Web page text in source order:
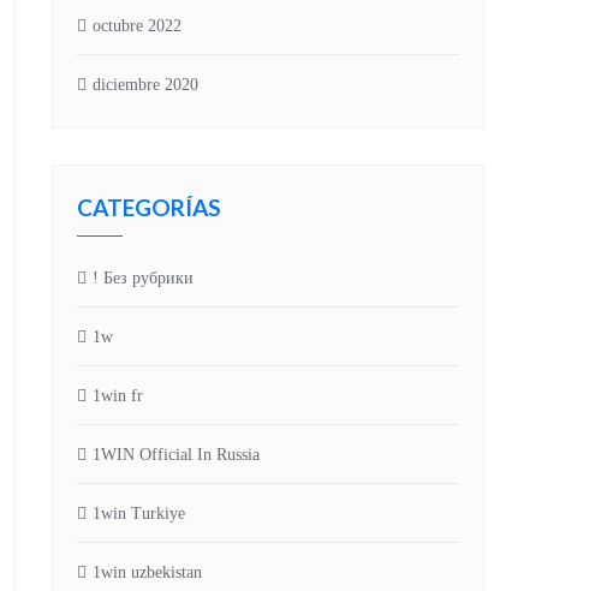
octubre 2022
diciembre 2020
CATEGORÍAS
! Без рубрики
1w
1win fr
1WIN Official In Russia
1win Turkiye
1win uzbekistan